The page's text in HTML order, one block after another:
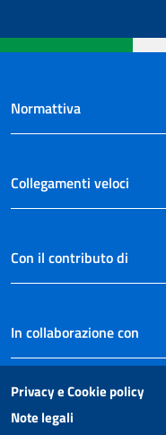
Normattiva
Collegamenti veloci
Con il contributo di
In collaborazione con
Privacy e Cookie policy
Note legali